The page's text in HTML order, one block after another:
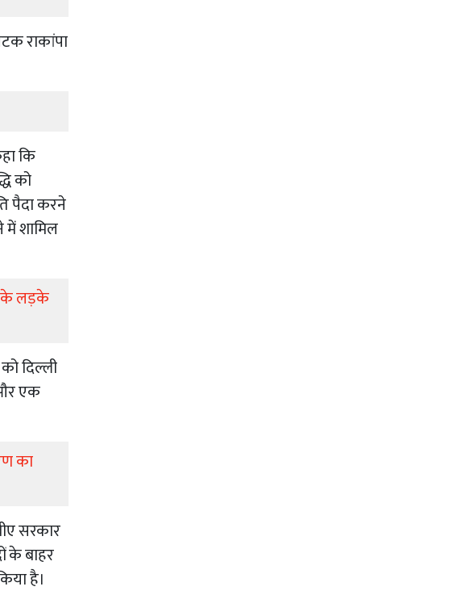
राकांपा
कि
को
पैदा करने
में शामिल
के लड़के
दिल्ली
एक
का
सरकार
के बाहर
है।